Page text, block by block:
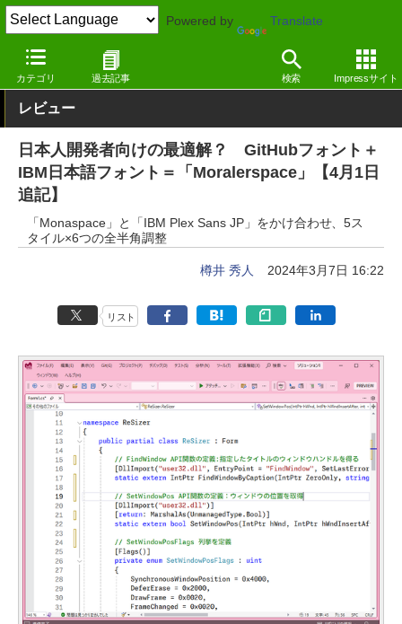
Powered by Translate
カテゴリ 過去記事 検索 Impressサイト
窓の杜 オフィス・ドキュメント 日本語（漢字あり）
レビュー
日本人開発者向けの最適解？ GitHubフォント＋
IBM日本語フォント＝「Moralerspace」【4月1日
追記】
「Monaspace」と「IBM Plex Sans JP」をかけ合わせ、5ス
タイル×6つの全半角調整
樽井 秀人 2024年3月7日 16:22
リスト